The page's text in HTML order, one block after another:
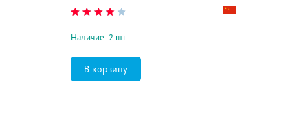
Наличие: 2 шт.